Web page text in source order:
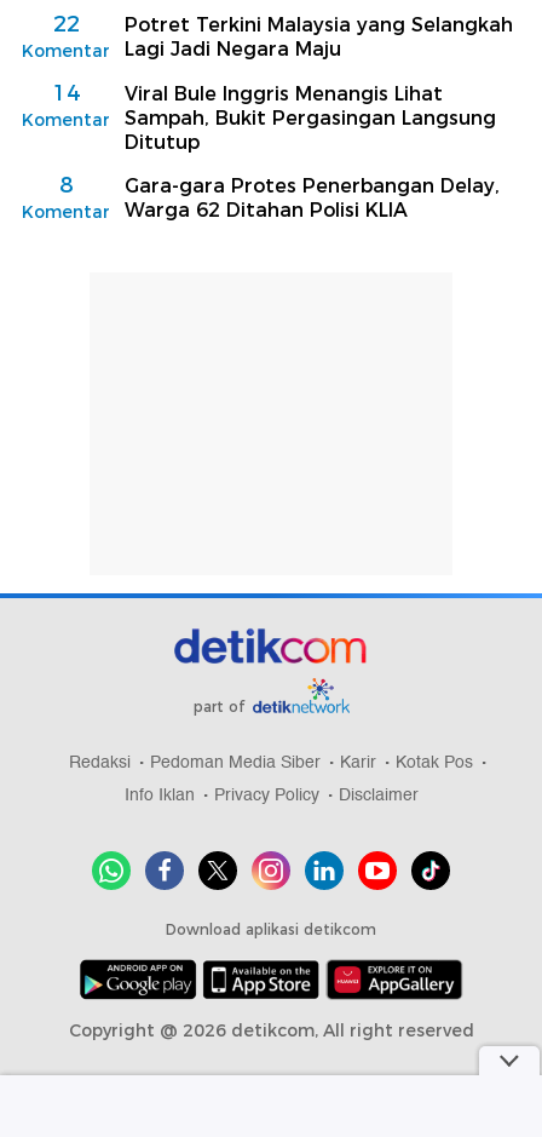
22
Komentar
Potret Terkini Malaysia yang Selangkah
Lagi Jadi Negara Maju
14
Komentar
Viral Bule Inggris Menangis Lihat
Sampah, Bukit Pergasingan Langsung
Ditutup
8
Komentar
Gara-gara Protes Penerbangan Delay,
Warga 62 Ditahan Polisi KLIA
part of
Redaksi Pedoman Media Siber Karir
Kotak Pos
Info Iklan
Privacy Policy Disclaimer
Download aplikasi detikcom
Copyright @ 2026 detikcom, All right reserved